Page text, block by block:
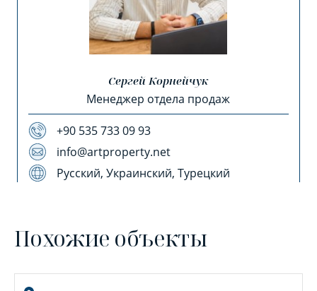
Сергей Корнейчук
Менеджер отдела продаж
+90 535 733 09 93
info@artproperty.net
Русский, Украинский, Турецкий
Похожие объекты